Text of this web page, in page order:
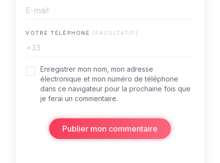
VOTRE TÉLÉPHONE (FACULTATIF)
+33
Enregistrer mon nom, mon adresse
électronique et mon numéro de téléphone
dans ce navigateur pour la prochaine fois que
je ferai un commentaire.
Publier mon commentaire